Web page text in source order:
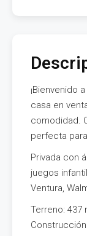
¡Bienvenido
casa en
comodidad.
perfecta
Privada con
juegos
Ventura,
Terreno: 437